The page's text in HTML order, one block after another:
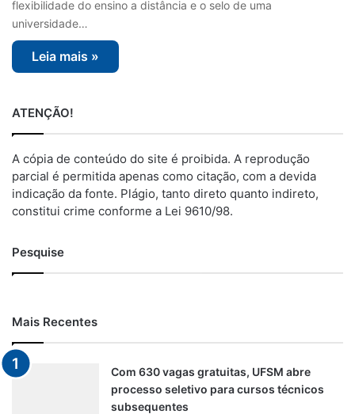
flexibilidade do ensino a distância e o selo de uma
universidade…
Leia mais »
ATENÇÃO!
A cópia de conteúdo do site é proibida. A reprodução
parcial é permitida apenas como citação, com a devida
indicação da fonte. Plágio, tanto direto quanto indireto,
constitui crime conforme a Lei 9610/98.
Pesquise
Mais Recentes
Com 630 vagas gratuitas, UFSM abre
processo seletivo para cursos técnicos
subsequentes